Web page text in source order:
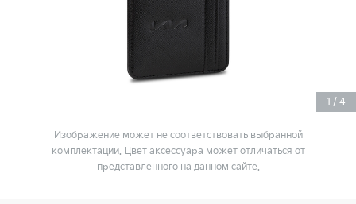
1 / 4
Изображение может не соответствовать выбранной
комплектации. Цвет аксессуара может отличаться от
представленного на данном сайте.